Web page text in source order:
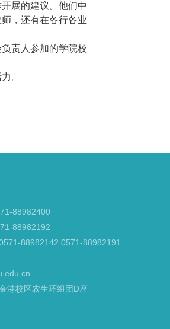
展的建议。他们中
，还有在各行各业
责人参加的学院校
。
88982400
88982192
88982142 0571-88982191
港校区农生环组团D座